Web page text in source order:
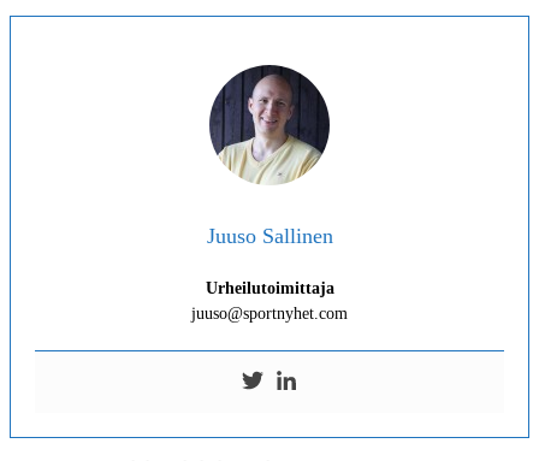
Juuso Sallinen
Urheilutoimittaja
juuso@sportnyhet.com